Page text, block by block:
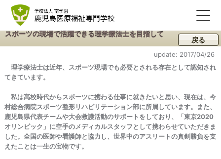
スポーツの現場で活躍できる理学療法士を目指して
戻る
update: 2017/04/26
理学療法士は近年、スポーツ現場でも必要とされる存在として認知され
てきています。
私は高校時代からスポーツに携わる仕事に就きたいと思い、現在は、今
村総合病院スポーツ整形リハビリテーション部に所属しています。また、
鹿児島県代表チームや大会救護活動のサポートをしており、「東京2020
オリンピック」に空手のメディカルスタッフとして携わらせていただきま
した。全国の医師や看護師と協力し、世界中のアスリートの真剣勝負を支
えたことは一生の宝物です。